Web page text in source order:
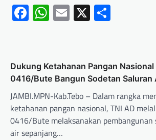
Facebook
WhatsApp
Email
X
Dukung Ketahanan Pangan Nasional
0416/Bute Bangun Sodetan Saluran
JAMBI.MPN-Kab.Tebo – Dalam rangka
ketahanan pangan nasional, TNI AD
0416/Bute melaksanakan pembangunan
air sepanjang…